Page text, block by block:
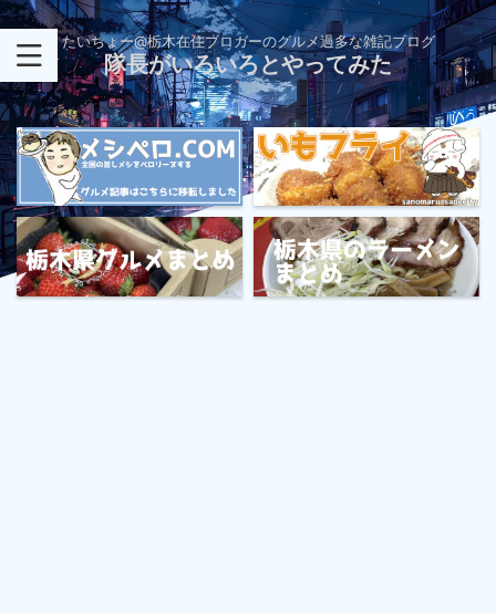
たいちょー@栃木在住ブロガーのグルメ過多な雑記ブログ
隊長がいろいろとやってみた